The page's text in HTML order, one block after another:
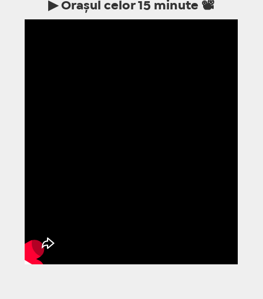
▶ Orașul celor 15 minute 📽